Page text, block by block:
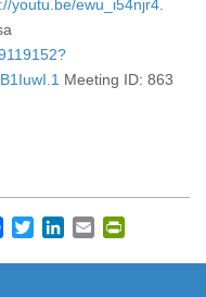
youtu.be/ewu_i54njr4
Meeting ID: 863
Facebook
TwitterLinkedIn
Email